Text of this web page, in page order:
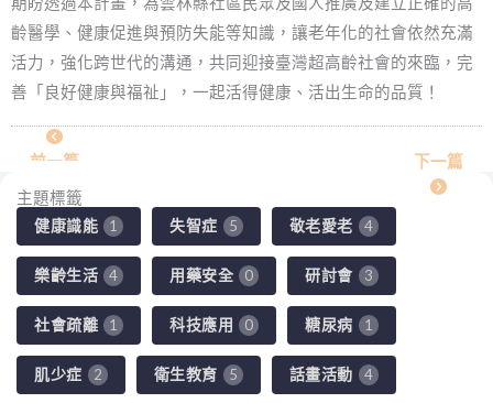
齡醫學、健康促進與預防失能等知識，讓老年化的社會依然充滿
活力，強化跨世代的溝通，共同迎接臺灣超高齡社會的來臨，完
善「良好健康與福祉」，一起活得健康、活出生命的品質！
前一篇
下一篇
主題標籤
健康識能
1 失智症 5 敬老愛老 4
樂齡生活 4 用藥安全 0 研討會 3
社會疏離 1 科技應用 0 糖尿病 1
肌少症 2 衛生教育 5 話畫活動 4